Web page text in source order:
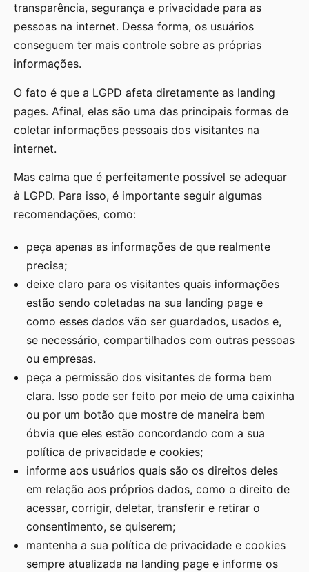
transparência, segurança e privacidade para as
pessoas na internet. Dessa forma, os usuários
conseguem ter mais controle sobre as próprias
informações.
O fato é que a LGPD afeta diretamente as landing
pages. Afinal, elas são uma das principais formas de
coletar informações pessoais dos visitantes na
internet.
Mas calma que é perfeitamente possível se adequar
à LGPD. Para isso, é importante seguir algumas
recomendações, como:
peça apenas as informações de que realmente
precisa;
deixe claro para os visitantes quais informações
estão sendo coletadas na sua landing page e
como esses dados vão ser guardados, usados e,
se necessário, compartilhados com outras pessoas
ou empresas.
peça a permissão dos visitantes de forma bem
clara. Isso pode ser feito por meio de uma caixinha
ou por um botão que mostre de maneira bem
óbvia que eles estão concordando com a sua
política de privacidade e cookies;
informe aos usuários quais são os direitos deles
em relação aos próprios dados, como o direito de
acessar, corrigir, deletar, transferir e retirar o
consentimento, se quiserem;
mantenha a sua política de privacidade e cookies
sempre atualizada na landing page e informe os